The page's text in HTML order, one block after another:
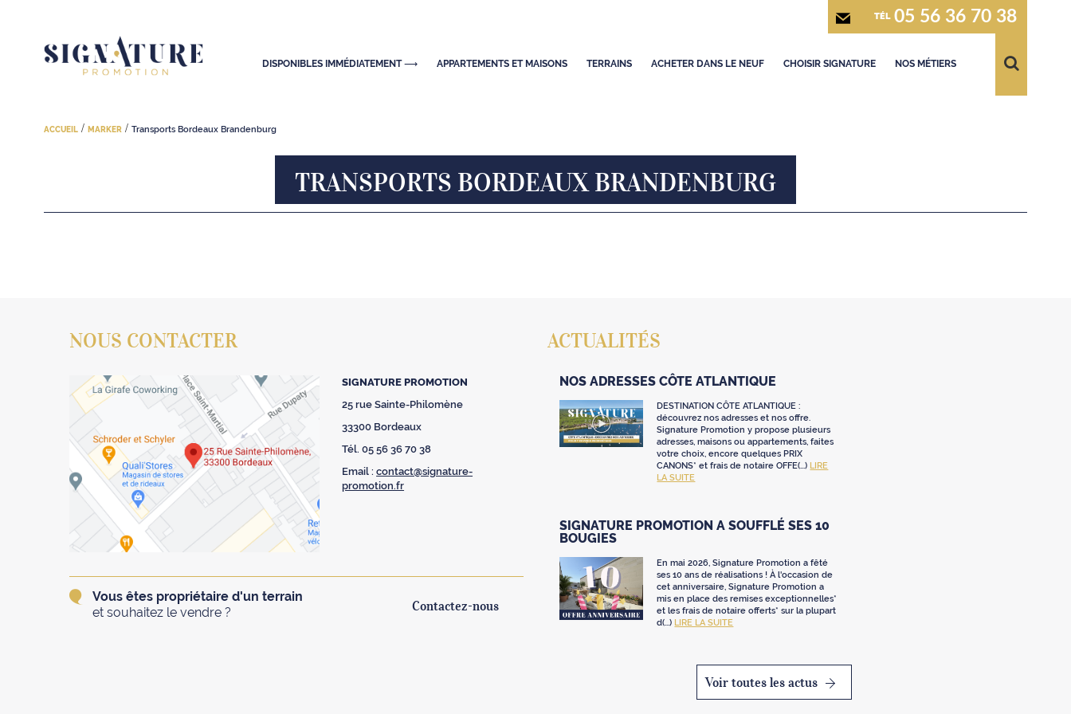
DISPONIBLES IMMÉDIATEMENT ⟶ APPARTEMENTS ET MAISONS TERRAINS ACHETER DANS LE NEUF CHOISIR SIGNATURE NOS MÉTIERS
TÉL 05 56 36 70 38
ACCUEIL / MARKER / Transports Bordeaux Brandenburg
TRANSPORTS BORDEAUX BRANDENBURG
NOUS CONTACTER
SIGNATURE PROMOTION
25 rue Sainte-Philomène
33300 Bordeaux
Tél. 05 56 36 70 38
Email :contact@signature-
promotion.fr
Vous êtes propriétaire d'un terrain
et souhaitez le vendre ?
Contactez-nous
ACTUALITÉS
NOS ADRESSES CÔTE ATLANTIQUE
DESTINATION CÔTE ATLANTIQUE :
découvrez nos adresses et nos offre.
Signature Promotion y propose plusieurs
adresses, maisons ou appartements, faites
votre choix, encore quelques PRIX
CANONS* et frais de notaire OFFE(...) LIRE
LA SUITE
SIGNATURE PROMOTION A SOUFFLÉ SES 10
BOUGIES
En mai 2026, Signature Promotion a fêté
ses 10 ans de réalisations ! À l'occasion de
cet anniversaire, Signature Promotion a
mis en place des remises exceptionnelles*
et les frais de notaire offerts* sur la plupart
d(...) LIRE LA SUITE
Voir toutes les actus